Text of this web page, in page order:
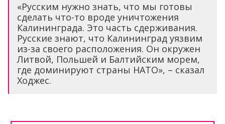
«Русским нужно знать, что мы готовы
сделать что-то вроде уничтожения
Калининграда. Это часть сдерживания.
Русские знают, что Калининград уязвим
из-за своего расположения. Он окружен
Литвой, Польшей и Балтийским морем,
где доминируют страны НАТО», – сказал
Ходжес.